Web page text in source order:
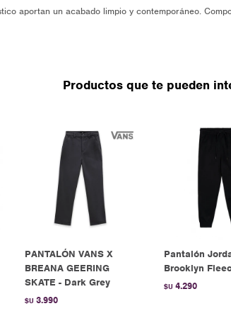
aportan un acabado limpio y contemporáneo.
Productos que te pueden
PANTALÓN VANS X
BREANA GEERING
SKATE - Dark Grey
$U 3.990
Pantalón
Brooklyn
$U 4.290